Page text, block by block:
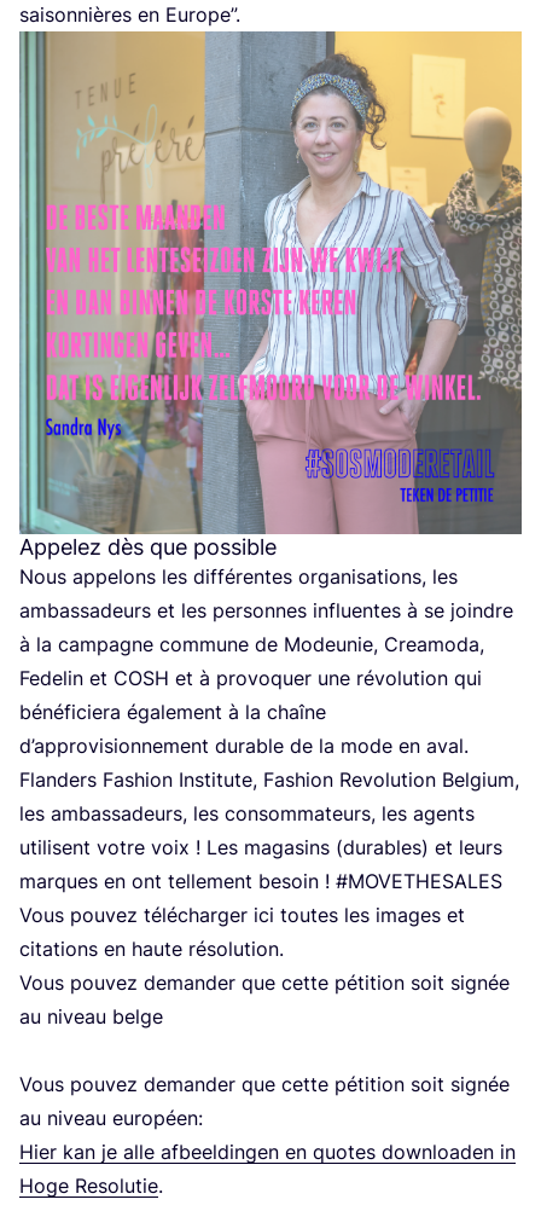
sai­son­nières en Europe”.
Appelez dès que possible
Nous appe­lons les dif­fé­rentes orga­ni­sa­tions, les
ambas­sa­deurs et les per­sonnes influentes à se joindre
à la cam­pagne com­mune de Modeu­nie, Crea­mo­da,
Fede­lin et COSH et à pro­vo­quer une révo­lu­tion qui
béné­fi­cie­ra éga­le­ment à la chaîne
d’ap­pro­vi­sion­ne­ment durable de la mode en aval.
Flan­ders Fashion Ins­ti­tute, Fashion Revo­lu­tion Bel­gium,
les ambas­sa­deurs, les consom­ma­teurs, les agents
uti­lisent votre voix ! Les maga­sins (durables) et leurs
marques en ont tel­le­ment besoin ! #MOVE­THE­SALES
Vous pou­vez télé­char­ger ici toutes les images et
cita­tions en haute résolution.
Vous pou­vez deman­der que cette péti­tion soit signée
au niveau belge
Vous pou­vez deman­der que cette péti­tion soit signée
au niveau européen:
Hier kan je alle afbeel­din­gen en quotes down­loa­den in
Hoge Reso­lu­tie.